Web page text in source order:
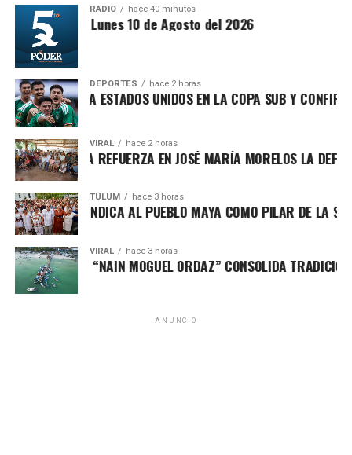
RADIO hace 40 minutos
Matutina Lunes 10 de Agosto del 2026
DEPORTES hace 2 horas
DERROTA A ESTADOS UNIDOS EN LA COPA SUB Y CONFIRMA
VIRAL hace 2 horas
PERALTA REFUERZA EN JOSÉ MARÍA MORELOS LA
TULUM hace 3 horas
MARÍN REIVINDICA AL PUEBLO MAYA COMO PILAR DE LA
VIRAL hace 3 horas
DE PESCA “NAIN MOGUEL ORDAZ” CONSOLIDA TRADICIÓN
ANUNCIO